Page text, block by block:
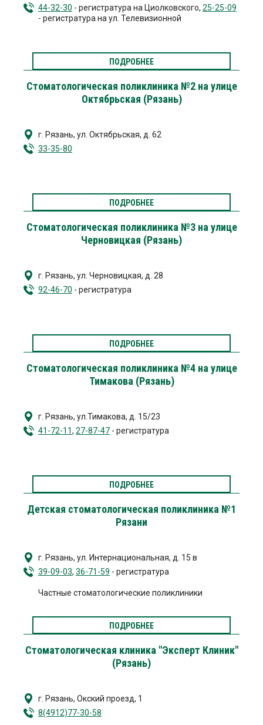
44-32-30 - регистратура на Циолковского, 25-25-09
- регистратура на ул. Телевизионной
ПОДРОБНЕЕ
Стоматологическая поликлиника №2 на улице
Октябрьская (Рязань)
г. Рязань, ул. Октябрьская, д. 62
33-35-80
ПОДРОБНЕЕ
Стоматологическая поликлиника №3 на улице
Черновицкая (Рязань)
г. Рязань, ул. Черновицкая, д. 28
92-46-70 - регистратура
ПОДРОБНЕЕ
Стоматологическая поликлиника №4 на улице
Тимакова (Рязань)
г. Рязань, ул.Тимакова, д. 15/23
41-72-11, 27-87-47 - регистратура
ПОДРОБНЕЕ
Детская стоматологическая поликлиника №1
Рязани
г. Рязань, ул. Интернациональная, д. 15 в
39-09-03, 36-71-59 - регистратура
Частные стоматологические поликлиники
ПОДРОБНЕЕ
Стоматологическая клиника "Эксперт Клиник"
(Рязань)
г. Рязань, Окский проезд, 1
8(4912)77-30-58